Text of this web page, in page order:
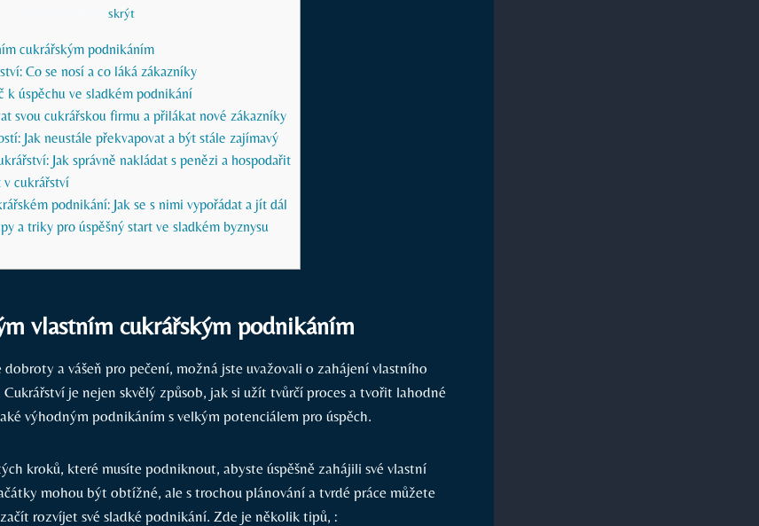
skrýt]
cukrářským podnikáním
Co se nosí a co láká zákazníky
k úspěchu ve sladkém podnikání
svou cukrářskou firmu a přilákat nové zákazníky
Jak neustále překvapovat a být stále zajímavý
Jak správně nakládat s penězi a hospodařit
v cukrářství
podnikání: Jak se s nimi vypořádat a jít dál
a triky pro úspěšný start ve sladkém byznysu
vlastním cukrářským podnikáním
dobroty a vášeň pro pečení, možná jste uvažovali o zahájení vlastního
je nejen skvělý způsob, jak si užít tvůrčí proces a tvořit lahodné
výhodným podnikáním s velkým potenciálem pro úspěch.
kroků, které musíte podniknout, abyste úspěšně zahájili své vlastní
mohou být obtížné, ale s trochou plánování a tvrdé práce můžete
rozvíjet své sladké podnikání. Zde je několik tipů, :